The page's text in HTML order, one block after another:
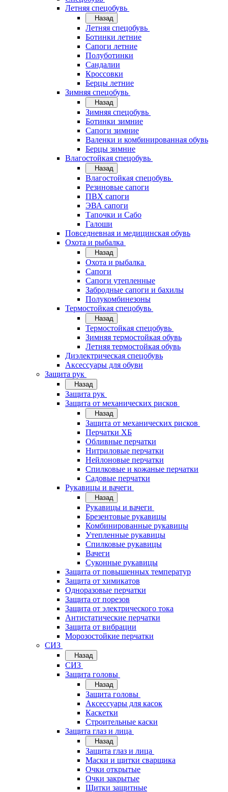
Летняя спецобувь
Назад
Летняя спецобувь
Ботинки летние
Сапоги летние
Полуботинки
Сандалии
Кроссовки
Берцы летние
Зимняя спецобувь
Назад
Зимняя спецобувь
Ботинки зимние
Сапоги зимние
Валенки и комбинированная обувь
Берцы зимние
Влагостойкая спецобувь
Назад
Влагостойкая спецобувь
Резиновые сапоги
ПВХ сапоги
ЭВА сапоги
Тапочки и Сабо
Галоши
Повседневная и медицинская обувь
Охота и рыбалка
Назад
Охота и рыбалка
Сапоги
Сапоги утепленные
Забродные сапоги и бахилы
Полукомбинезоны
Термостойкая спецобувь
Назад
Термостойкая спецобувь
Зимняя термостойкая обувь
Летняя термостойкая обувь
Диэлектрическая спецобувь
Аксессуары для обуви
Защита рук
Назад
Защита рук
Защита от механических рисков
Назад
Защита от механических рисков
Перчатки ХБ
Обливные перчатки
Нитриловые перчатки
Нейлоновые перчатки
Спилковые и кожаные перчатки
Садовые перчатки
Рукавицы и вачеги
Назад
Рукавицы и вачеги
Брезентовые рукавицы
Комбинированные рукавицы
Утепленные рукавицы
Спилковые рукавицы
Вачеги
Суконные рукавицы
Защита от повышенных температур
Защита от химикатов
Одноразовые перчатки
Защита от порезов
Защита от электрического тока
Антистатические перчатки
Защита от вибрации
Морозостойкие перчатки
СИЗ
Назад
СИЗ
Защита головы
Назад
Защита головы
Аксессуары для касок
Каскетки
Строительные каски
Защита глаз и лица
Назад
Защита глаз и лица
Маски и щитки сварщика
Очки открытые
Очки закрытые
Щитки защитные